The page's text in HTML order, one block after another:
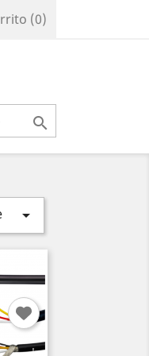
(0)

